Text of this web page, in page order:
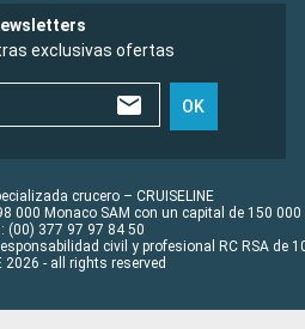
exclusivas ofertas
OK
crucero – CRUISELINE
000 Monaco SAM con un capital de 150 000
(00) 377 97 97 84 50
civil y profesional RC RSA de
2026 - all rights reserved